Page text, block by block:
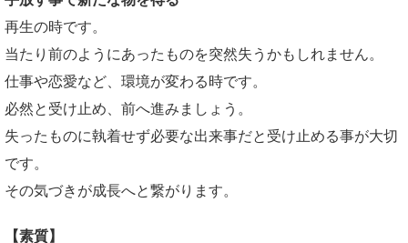
再生の時です。
当たり前のようにあったものを突然失うかもしれません。
仕事や恋愛など、環境が変わる時です。
必然と受け止め、前へ進みましょう。
失ったものに執着せず必要な出来事だと受け止める事が大切
です。
その気づきが成長へと繋がります。
【素質】